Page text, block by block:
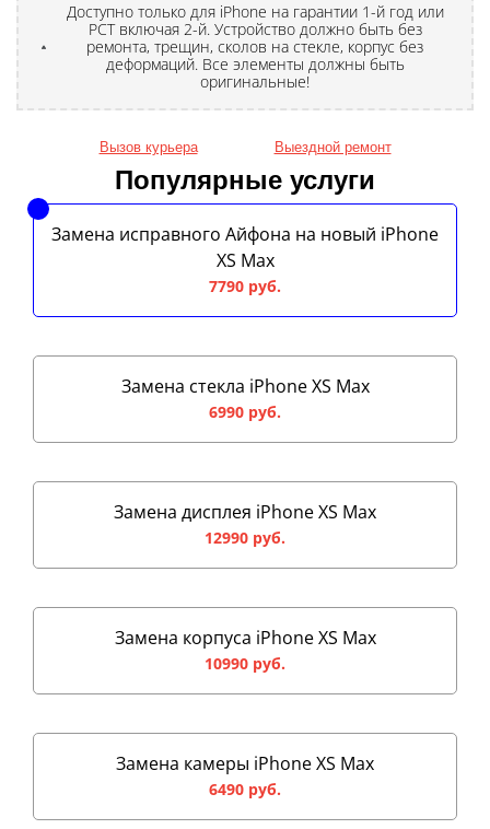
Доступно только для iPhone на гарантии 1-й год или
РСТ включая 2-й. Устройство должно быть без
ремонта, трещин, сколов на стекле, корпус без
деформаций. Все элементы должны быть
оригинальные!
Вызов курьера Выездной ремонт
Популярные услуги
Замена исправного Айфона на новый iPhone
XS Max
7790 руб.
Замена стекла iPhone XS Max
6990 руб.
Замена дисплея iPhone XS Max
12990 руб.
Замена корпуса iPhone XS Max
10990 руб.
Замена камеры iPhone XS Max
6490 руб.